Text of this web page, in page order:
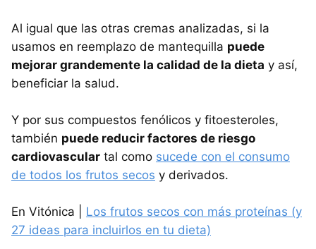
Al igual que las otras cremas analizadas, si la
usamos en reemplazo de mantequilla puede
mejorar grandemente la calidad de la dieta y así,
beneficiar la salud.
Y por sus compuestos fenólicos y fitoesteroles,
también puede reducir factores de riesgo
cardiovascular tal como sucede con el consumo
de todos los frutos secos y derivados.
En Vitónica | Los frutos secos con más proteínas (y
27 ideas para incluirlos en tu dieta)